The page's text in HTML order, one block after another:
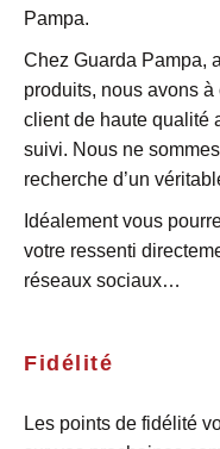
Pampa.
Chez Guarda Pampa,
produits, nous avons
client de haute qualité
suivi. Nous ne
recherche d’un
Idéalement vous
votre ressenti
réseaux sociaux…
Fidélité
Les points de fidélité